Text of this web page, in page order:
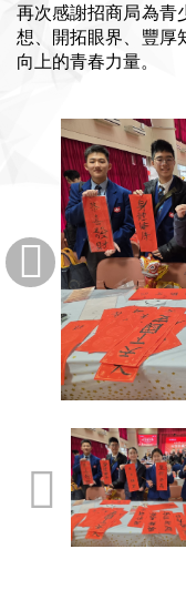
再次感謝招商局為青
想、開拓眼界、豐厚
向上的青春力量。